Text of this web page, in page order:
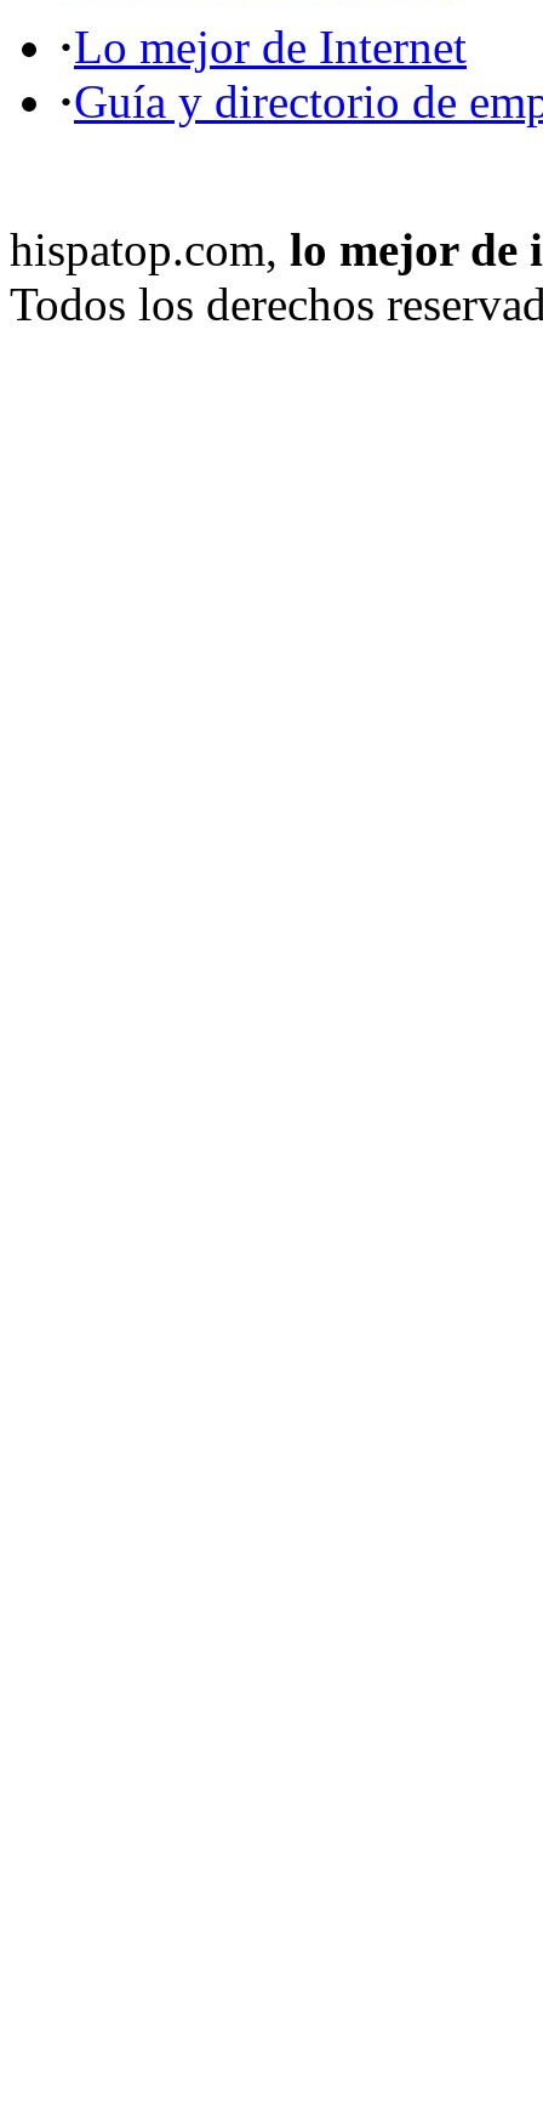
·Lo mejor de Internet
·Guía y directorio de
hispatop.com, lo mejor de
Todos los derechos